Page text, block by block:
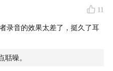
刷新你的世界观！
士，他将易经八卦与现代
间的相关性与差异性。
11
录音的效果太差了，挺久了耳
聒噪。